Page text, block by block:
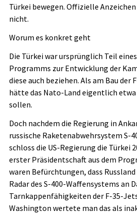
Türkei bewegen. Offizielle
nicht.
Worum es konkret geht
Die Türkei war ursprünglich Teil
Programms zur Entwicklung der
diese auch beziehen. Als am Bau
hätte das Nato-Land eigentlich
sollen.
Doch nachdem die Regierung in
russische Raketenabwehrsystem S-
schloss die US-Regierung die Türkei
erster Präsidentschaft aus dem
waren Befürchtungen, dass
Radar des S-400-Waffensystems an
Tarnkappenfähigkeiten der F-35-
Washington wertete man das als